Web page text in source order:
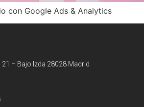
con Google Ads & Analytics
– Bajo Izda 28028 Madrid